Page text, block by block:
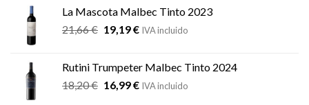
La Mascota Malbec Tinto 2023
21,66€ El
era:
21,66 €.
19,19€El
es:
19,19 €.
IVA incluido
Rutini Trumpeter Malbec Tinto 2024
18,20€ El
16,99€ElIVA incluido